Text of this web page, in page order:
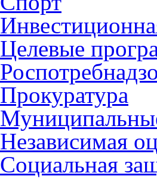
Целевые
Прокуратура
Независимая
Социальная